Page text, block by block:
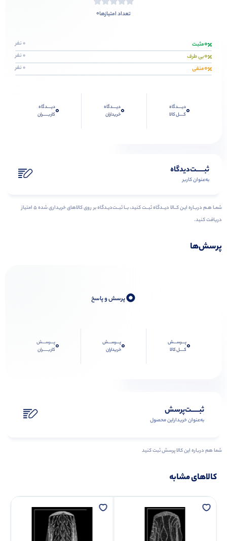
تعداد امتیازها0
0مثبت 0 نفر
0بی طرف 0 نفر
0منفی 0 نفر
0دیــــدگاه
کــــل کالا
0دیــــدگاه
خریداران
0دیــــدگاه
کاربـــــران
ثبـــــت‌دیدگاه
به‌عنوان کاربر
شمـا هـم دربـاره ایـن کــالا دیــدگاه ثبــت کنید، بــا ثبــت‌دیـدگاه بر روی کالاهای خریداری شده ۵ امتیاز
دریافت کنید.
پرسش‌ها
0پرسش و پاسخ
0پـــرســـش
کــــل کالا
0پـــرســـش
خریداران
0پـــرســـش
کاربـــــران
ثبـــــت‌پرسش
به‌عنوان ‌خریدار‌این‌ محصول
شما هم درباره این کالا پرسش ثبت کنید
کالاهای مشابه